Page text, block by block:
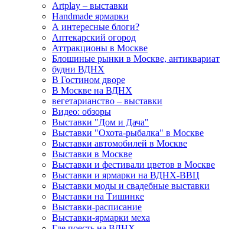
Artplay – выставки
Handmade ярмарки
А интересные блоги?
Аптекарский огород
Аттракционы в Москве
Блошиные рынки в Москве, антиквариат
будни ВДНХ
В Гостином дворе
В Москве на ВДНХ
вегетарианство – выставки
Видео: обзоры
Выставки "Дом и Дача"
Выставки "Охота-рыбалка" в Москве
Выставки автомобилей в Москве
Выставки в Москве
Выставки и фестивали цветов в Москве
Выставки и ярмарки на ВДНХ-ВВЦ
Выставки моды и свадебные выставки
Выставки на Тишинке
Выставки-расписание
Выставки-ярмарки меха